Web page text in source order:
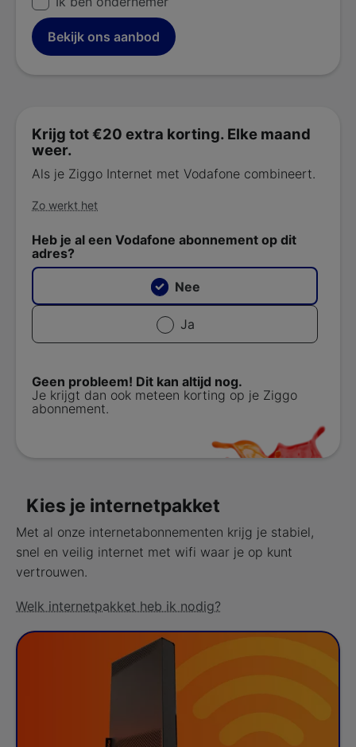
Bekijk ons aanbod
Krijg tot €20 extra korting. Elke maand
weer.
Als je Ziggo Internet met Vodafone combineert.
Zo werkt het
Heb je al een Vodafone abonnement op dit
adres?
Nee
Ja
Geen probleem! Dit kan altijd nog.
Je krijgt dan ook meteen korting op je Ziggo
abonnement.
Kies je internetpakket
Met al onze internetabonnementen krijg je stabiel,
snel en veilig internet met wifi waar je op kunt
vertrouwen.
Welk internetpakket heb ik nodig?
Kies je Internet product
Internet 200 Mbit/s